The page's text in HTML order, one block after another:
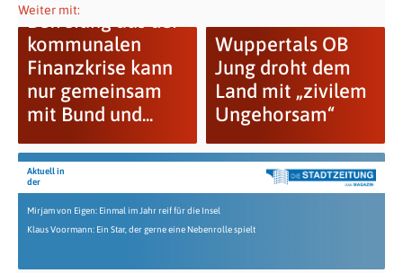
Weiter mit:
Befreiung aus der
kommunalen
Finanzkrise kann
nur gemeinsam
mit Bund und...
Wuppertals OB
Jung droht dem
Land mit „zivilem
Ungehorsam“
Aktuell in
der
Mirjam von Eigen: Einmal im Jahr reif für die Insel
Klaus Voormann: Ein Star, der gerne eine Nebenrolle spielt